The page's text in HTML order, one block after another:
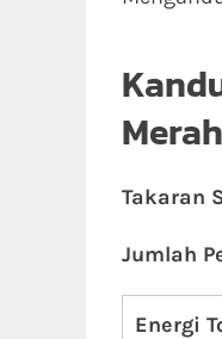
Merah
Takaran
Jumlah
Energi